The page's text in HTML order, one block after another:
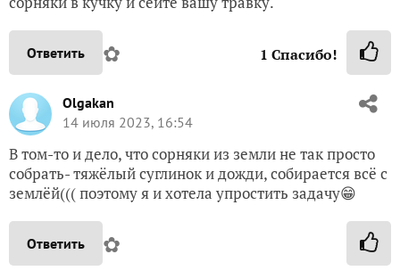
Ответить ✿ 1 Спасибо!
Olgakan
14 июля 2023, 16:54
В том-то и дело, что сорняки из земли не так просто
собрать- тяжёлый суглинок и дожди, собирается всё с
землёй((( поэтому я и хотела упростить задачу😁
Ответить ✿